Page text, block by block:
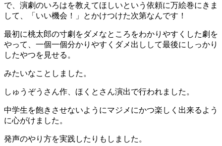
で、演劇のいろはを教えてほしいという依頼に万絵巻にきま
して、「いい機会！」とかけつけた次第なんです！
最初に桃太郎の寸劇をダメなところをわかりやすくした劇を
やって、一個一個分かりやすくダメ出しして最後にしっかり
したやつを見せる。
みたいなことしました。
しゅうぞうさん作、ほくとさん演出で行われました。
中学生を飽きさせないようにマジメにかつ楽しく出来るよう
に心がけました。
発声のやり方を実践したりもしました。